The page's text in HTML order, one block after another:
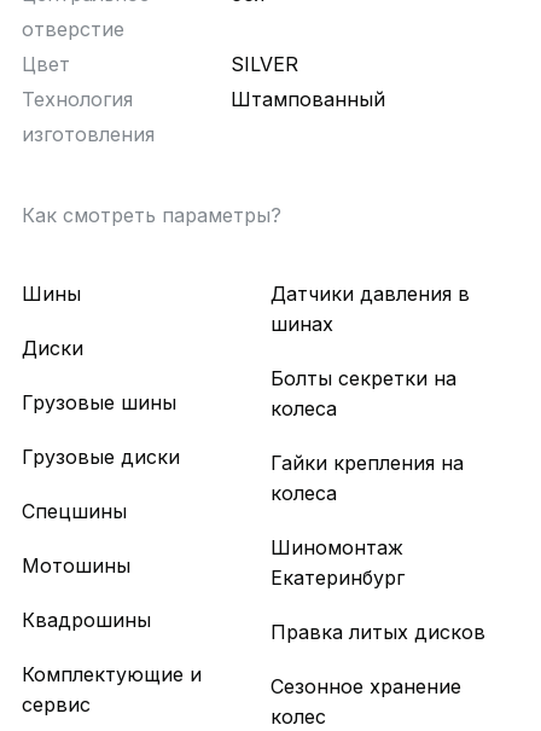
отверстие
Цвет
SILVER
Технология
изготовления
Штампованный
Как смотреть параметры?
Шины
Диски
Грузовые шины
Грузовые диски
Спецшины
Мотошины
Квадрошины
Комплектующие и
сервис
Датчики давления в
шинах
Болты секретки на
колеса
Гайки крепления на
колеса
Шиномонтаж
Екатеринбург
Правка литых дисков
Сезонное хранение
колес